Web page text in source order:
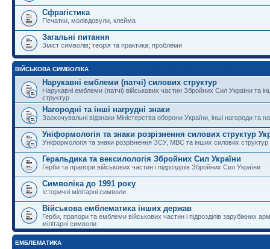
Сфрагістика
Печатки, молівдовули, клейма
Загальні питання
Зміст символів; теорія та практика; проблеми
ВІЙСЬКОВА СИМВОЛІКА
Нарукавні емблеми (патчі) силових структур
Нарукавні емблеми (патчі) військових частин Збройних Сил України та
структур
Нагородні та інші нагрудні знаки
Заохочувальні відзнаки Міністерства оборони України, інші нагороди та
Уніформологія та знаки розрізнення силових структур
Уніформологія та знаки розрізнення ЗСУ, МВС та інших силових структур
Геральдика та вексилологія Збройних Сил України
Герби та прапори військових частин і підрозділів Збройних Сил України
Символіка до 1991 року
Історичні мілітарні символи
Військова емблематика інших держав
Герби, прапори та емблеми військових частин і підрозділів зарубіжних
мілітарні символи
ЕМБЛЕМАТИКА